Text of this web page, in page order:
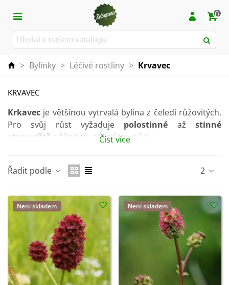
0
> Bylinky > Léčivé rostliny > Krvavec
KRVAVEC
Krkavec je většinou vytrvalá bylina z čeledi růžovitých.
Pro svůj růst vyžaduje polostinné ažstinné
stanoviště a hlinitou, zásaditou půdu.
zastavení krvácení, pomáhá při léčbě zánětů a najdete
bylina bude ještě k tomu krásnou ozdobou vašeho
trvalkového záhonu.
Číst více
Řadit podle 2
Není skladem Není skladem